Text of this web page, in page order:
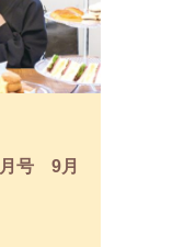
月号 9月